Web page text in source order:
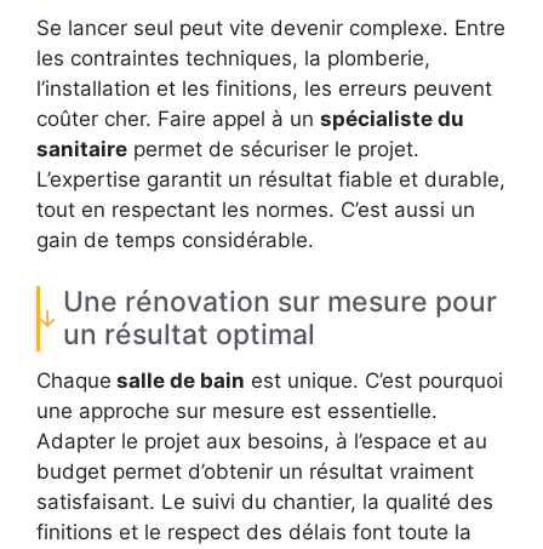
Se lancer seul peut vite devenir complexe. Entre
les contraintes techniques, la plomberie,
l’installation et les finitions, les erreurs peuvent
coûter cher. Faire appel à un spécialiste du
sanitaire permet de sécuriser le projet.
L’expertise garantit un résultat fiable et durable,
tout en respectant les normes. C’est aussi un
gain de temps considérable.
Une rénovation sur mesure pour
un résultat optimal
Chaque salle de bain est unique. C’est pourquoi
une approche sur mesure est essentielle.
Adapter le projet aux besoins, à l’espace et au
budget permet d’obtenir un résultat vraiment
satisfaisant. Le suivi du chantier, la qualité des
finitions et le respect des délais font toute la